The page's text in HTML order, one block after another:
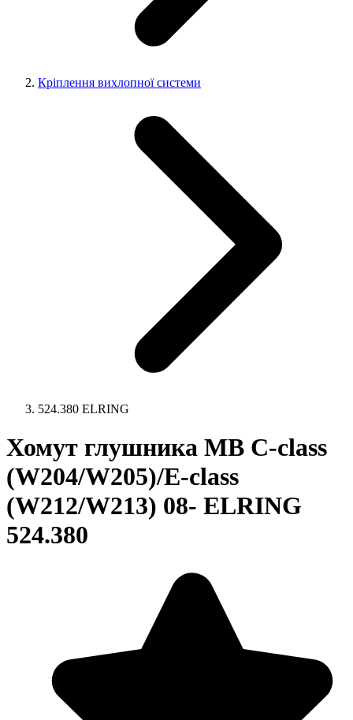
Кріплення вихлопної системи
524.380 ELRING
Хомут глушника MB C-class
(W204/W205)/E-class
(W212/W213) 08- ELRING
524.380